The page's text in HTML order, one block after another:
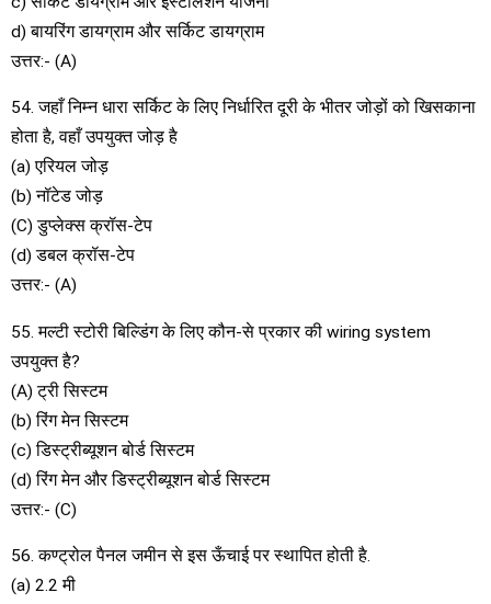
d) बायरिंग डायग्राम और सर्किट डायग्राम
उत्तर:- (A)
54. जहाँ निम्न धारा सर्किट के लिए निर्धारित दूरी के भीतर जोड़ों को खिसकाना
होता है, वहाँ उपयुक्त जोड़ है
(a) एरियल जोड़
(b) नॉटेड जोड़
(C) डुप्लेक्स क्रॉस-टेप
(d) डबल क्रॉस-टेप
उत्तर:- (A)
55. मल्टी स्टोरी बिल्डिंग के लिए कौन-से प्रकार की wiring system
उपयुक्त है?
(A) ट्री सिस्टम
(b) रिंग मेन सिस्टम
(c) डिस्ट्रीब्यूशन बोर्ड सिस्टम
(d) रिंग मेन और डिस्ट्रीब्यूशन बोर्ड सिस्टम
उत्तर:- (C)
56. कण्ट्रोल पैनल जमीन से इस ऊँचाई पर स्थापित होती है.
(a) 2.2 मी